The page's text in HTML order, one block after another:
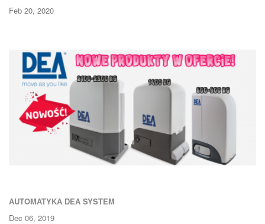
Feb 20, 2020
AUTOMATYKA DEA SYSTEM
Dec 06, 2019